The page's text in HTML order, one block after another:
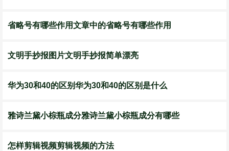
省略号有哪些作用文章中的省略号有哪些作用
文明手抄报图片文明手抄报简单漂亮
华为30和40的区别华为30和40的区别是什么
雅诗兰黛小棕瓶成分雅诗兰黛小棕瓶成分有哪些
怎样剪辑视频剪辑视频的方法